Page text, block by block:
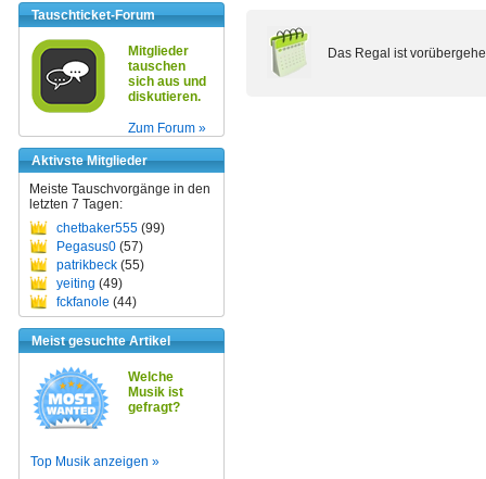
Tauschticket-Forum
Mitglieder
tauschen
sich aus und
diskutieren.
Zum Forum »
Aktivste Mitglieder
Meiste Tauschvorgänge in den
letzten 7 Tagen:
chetbaker555 (99)
Pegasus0 (57)
patrikbeck (55)
yeiting (49)
fckfanole (44)
Meist gesuchte Artikel
Welche
Musik ist
gefragt?
Top Musik anzeigen »
Das Regal ist